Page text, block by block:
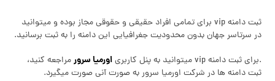
ثبت دامنه vip برای تمامی افراد حقیقی و حقوقی مجاز بوده و میتوانید
در سرتاسر جهان بدون محدودیت جغرافیایی این دامنه را به ثبت برسانید.
.برای ثبت دامنه vip میتوانید به پنل کاربری
اورمیا سرورمراجعه کنید،
ثبت دامنه ها در شرکت اورمیا سرور به صورت آنی صورت میگیرد.